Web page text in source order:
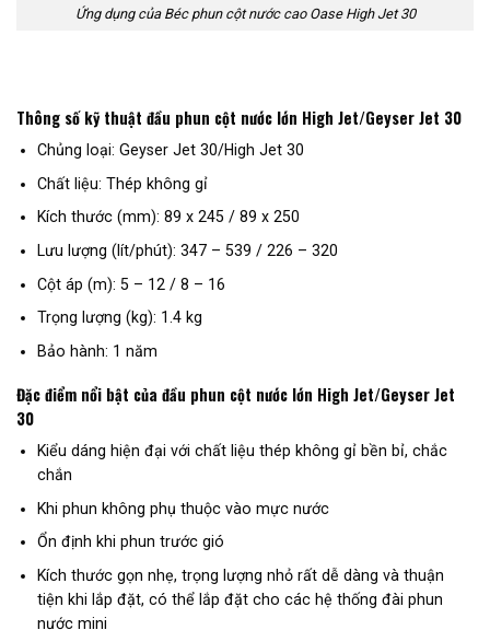
Ứng dụng của Béc phun cột nước cao Oase High Jet 30
Thông số kỹ thuật đầu phun cột nước lớn High Jet/Geyser Jet 30
Chủng loại: Geyser Jet 30/High Jet 30
Chất liệu: Thép không gỉ
Kích thước (mm): 89 x 245 / 89 x 250
Lưu lượng (lít/phút): 347 – 539 / 226 – 320
Cột áp (m): 5 – 12 / 8 – 16
Trọng lượng (kg): 1.4 kg
Bảo hành: 1 năm
Đặc điểm nổi bật của đầu phun cột nước lớn High Jet/Geyser Jet
30
Kiểu dáng hiện đại với chất liệu thép không gỉ bền bỉ, chắc
chắn
Khi phun không phụ thuộc vào mực nước
Ổn định khi phun trước gió
Kích thước gọn nhẹ, trọng lượng nhỏ rất dễ dàng và thuận
tiện khi lắp đặt, có thể lắp đặt cho các hệ thống đài phun
nước mini